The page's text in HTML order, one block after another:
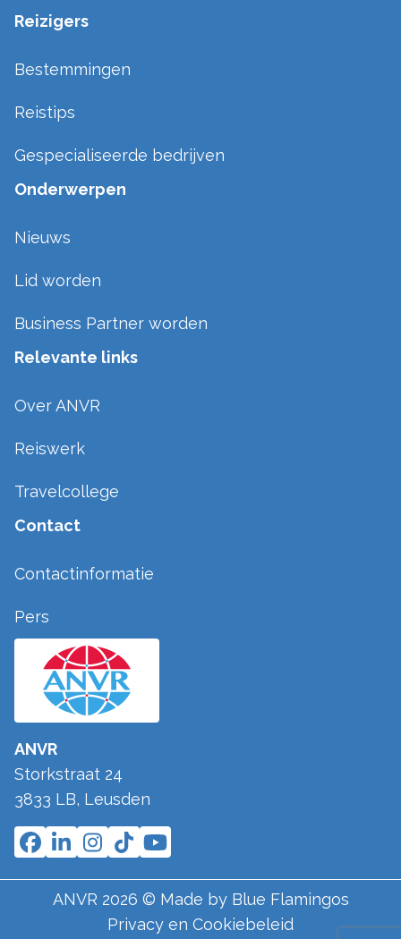
ANVR
Storkstraat 24
3833 LB, Leusden
Reizigers
Bestemmingen
Reistips
Gespecialiseerde bedrijven
Onderwerpen
Nieuws
Lid worden
Business Partner worden
Relevante links
Over ANVR
Reiswerk
Travelcollege
Contact
Contactinformatie
Pers
ANVR 2026 © Made by Blue Flamingos
Privacy en Cookiebeleid